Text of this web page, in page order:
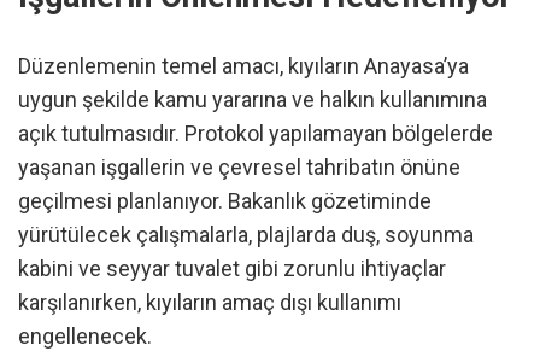
Düzenlemenin temel amacı, kıyıların Anayasa’ya
uygun şekilde kamu yararına ve halkın kullanımına
açık tutulmasıdır. Protokol yapılamayan bölgelerde
yaşanan işgallerin ve çevresel tahribatın önüne
geçilmesi planlanıyor. Bakanlık gözetiminde
yürütülecek çalışmalarla, plajlarda duş, soyunma
kabini ve seyyar tuvalet gibi zorunlu ihtiyaçlar
karşılanırken, kıyıların amaç dışı kullanımı
engellenecek.